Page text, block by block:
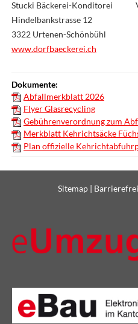
Stucki Bäckerei-Konditorei
Hindelbankstrasse 12
3322 Urtenen-Schönbühl
www.dorfbaeckerei.ch
Dokumente:
Abfallmerkblatt 2026
Flyer Glasrecycling
Gebührenverordnung zum
Merkblatt Kehrichtsäcke
Plan offizielle
Sitemap